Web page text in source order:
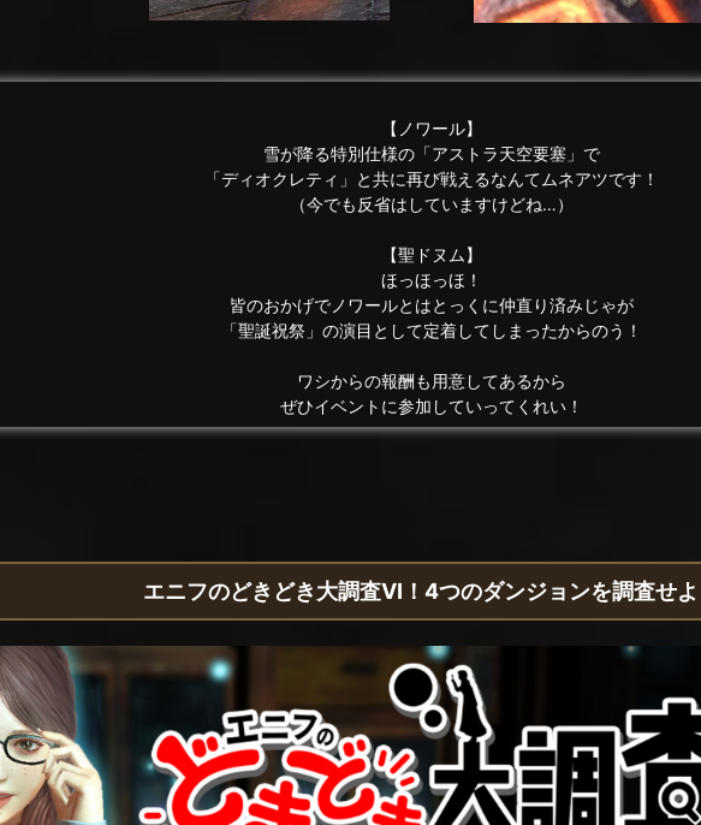
【ノワール】
雪が降る特別仕様の「アストラ天空要塞」で
「ディオクレティ」と共に再び戦えるなんてムネアツです！
（今でも反省はしていますけどね…）
【聖ドヌム】
ほっほっほ！
皆のおかげでノワールとはとっくに仲直り済みじゃが
「聖誕祝祭」の演目として定着してしまったからのう！
ワシからの報酬も用意してあるから
ぜひイベントに参加していってくれい！
エニフのどきどき大調査VI！4つのダンジョンを調査せ